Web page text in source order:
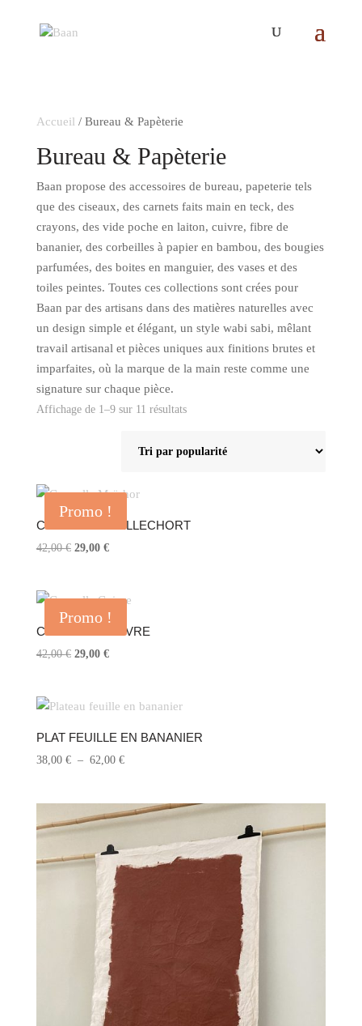
Accueil / Bureau & Papèterie
Bureau & Papèterie
Baan propose des accessoires de bureau, papeterie tels
que des ciseaux, des carnets faits main en teck, des
crayons, des vide poche en laiton, cuivre, fibre de
bananier, des corbeilles à papier en bambou, des bougies
parfumées, des boites en manguier, des vases et des
toiles peintes. Toutes ces collections sont crées pour
Baan par des artisans dans des matières naturelles avec
un design simple et élégant, un style wabi sabi, mêlant
travail artisanal et pièces uniques aux finitions brutes et
imparfaites, où la marque de la main reste comme une
signature sur chaque pièce.
Affichage de 1–9 sur 11 résultatsTrié
popularité
Promo !
COUPELLE MAILLECHORT
42,00€ Le
42,00 €.
29,00 €Le
est :
29,00 €.
Promo !
COUPELLE CUIVRE
42,00€ Le
était :
29,00 €Le
est :
PLAT FEUILLE EN BANANIER
38,00 € – 62,00 €Plage
38,00 €
62,00 €